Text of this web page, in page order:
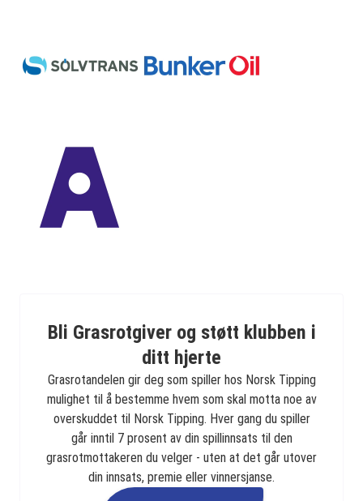
Bli Grasrotgiver og støtt klubben i
ditt hjerte
Grasrotandelen gir deg som spiller hos Norsk Tipping
mulighet til å bestemme hvem som skal motta noe av
overskuddet til Norsk Tipping. Hver gang du spiller
går inntil 7 prosent av din spillinnsats til den
grasrotmottakeren du velger - uten at det går utover
din innsats, premie eller vinnersjanse.